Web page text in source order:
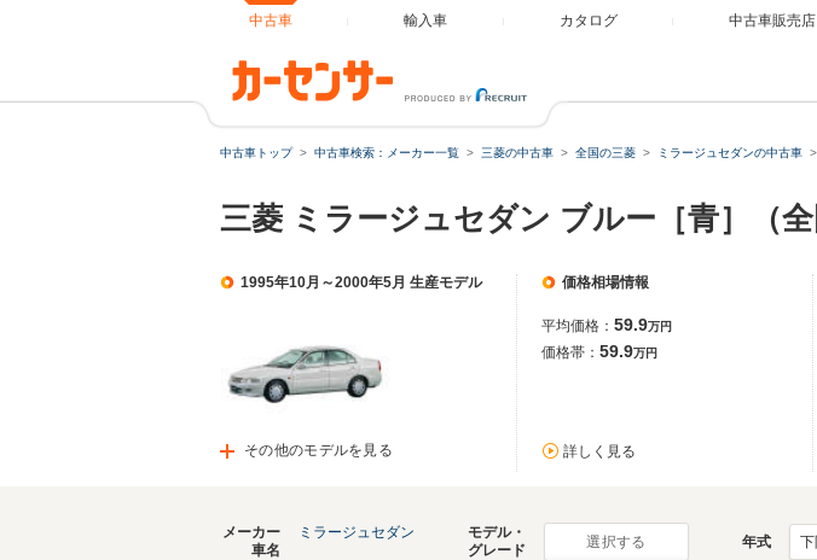
中古車 輸入車 カタログ 中古車販売店
中古車トップ 中古車検索：メーカー一覧 三菱の中古車 全国の三菱 ミラージュセダンの中古車
三菱 ミラージュセダン ブルー［青］（
1995年10月～2000年5月 生産モデル
その他のモデルを見る
価格相場情報
平均価格： 59.9万円
価格帯： 59.9万円
詳しく見る
メーカー
車名
ミラージュセダン
モデル・
グレード
選択する 年式